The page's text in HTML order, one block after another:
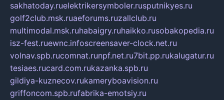
sakhatoday.ruelektrikersymboler.rusputnikyes.ru
golf2club.msk.ruaeforums.ruzallclub.ru
multimodal.msk.ruhabaigry.ruhaikko.rusobakopedia.ru
isz-fest.ruewnc.infoscreensaver-clock.net.ru
volnav.spb.rucomnat.runpf.net.ru7bit.pp.rukalugatur.ru
tesiaes.rucard.com.rukazanka.spb.ru
gildiya-kuznecov.rukameryboavision.ru
griffoncom.spb.rufabrika-emotsiy.ru